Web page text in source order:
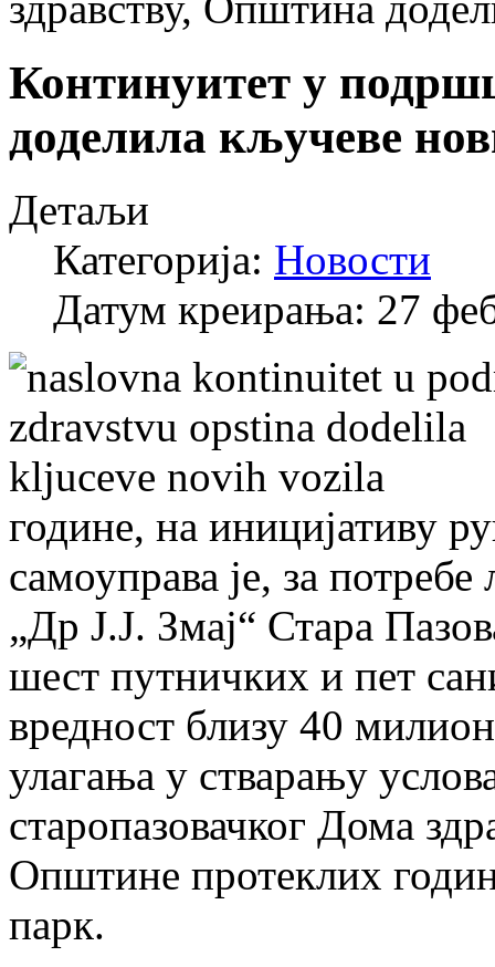
Континуитет у
доделила кључеве
Детаљи
Категорија: Новости
Датум креирања: 27
године, на иницијативу
самоуправа је, за потребе
„Др Ј.Ј. Змај“ Стара
шест путничких и пет
вредност близу 40
улагања у стварању
старопазовачког Дома
Општине протеклих
парк.